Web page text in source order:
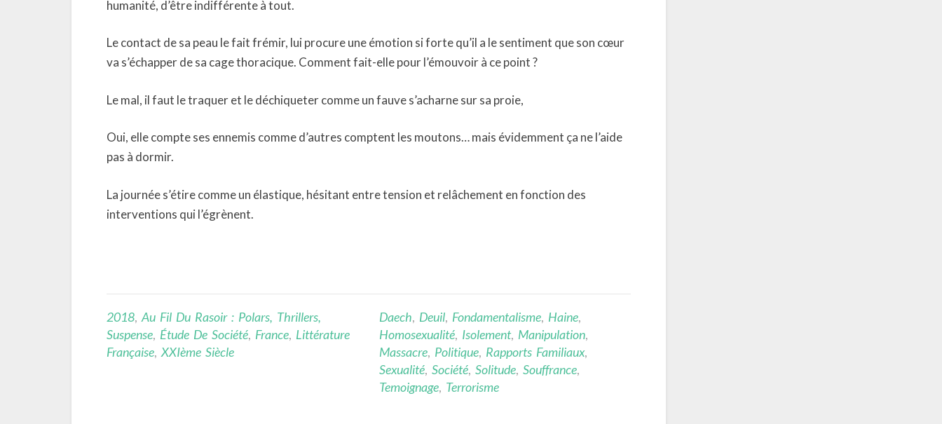
humanité, d’être indifférente à tout.
Le contact de sa peau le fait frémir, lui procure une émotion si forte qu’il a le sentiment que son cœur
va s’échapper de sa cage thoracique. Comment fait-elle pour l’émouvoir à ce point ?
Le mal, il faut le traquer et le déchiqueter comme un fauve s’acharne sur sa proie,
Oui, elle compte ses ennemis comme d’autres comptent les moutons… mais évidemment ça ne l’aide
pas à dormir.
La journée s’étire comme un élastique, hésitant entre tension et relâchement en fonction des
interventions qui l’égrènent.
2018, Au Fil Du Rasoir : Polars, Thrillers,
Suspense, Étude De Société, France, Littérature
Française, XXIème Siècle
Daech, Deuil, Fondamentalisme, Haine,
Homosexualité, Isolement, Manipulation,
Massacre, Politique, Rapports Familiaux,
Sexualité, Société, Solitude, Souffrance,
Temoignage, Terrorisme